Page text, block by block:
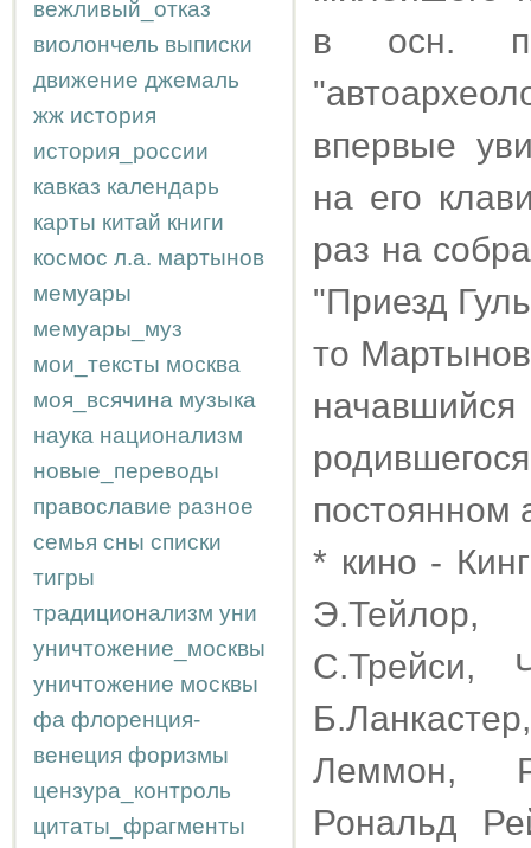
вежливый_отказ
виолончель выписки
движение джемаль
жж история
история_россии
кавказ календарь
карты китай книги
космос л.а. мартынов
мемуары
мемуары_муз
мои_тексты москва
моя_всячина музыка
наука национализм
новые_переводы
православие разное
семья сны списки
тигры
традиционализм уни
уничтожение_москвы
уничтожение москвы
фа флоренция-
венеция форизмы
цензура_контроль
цитаты_фрагменты
в осн.
впервые
на его
раз на
"Приезд
то
постоянном
* кино -
Э.Тейлор,
С.Трейси,
Леммон,
Рональд